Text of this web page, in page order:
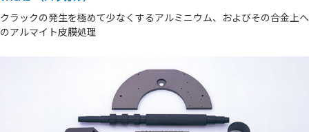
クラックの発生を極めて少なくするアルミニウム、およびその合金上へ
のアルマイト皮膜処理